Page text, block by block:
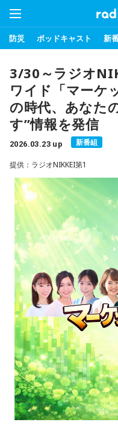
防災 ポッドキャスト 新
3/30～ラジオ
ワイド「マーケ
の時代、あなた
す”情報を発信
2026.03.23 up 新番組
提供：ラジオNIKKEI第1